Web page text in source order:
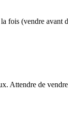
fois (vendre avant
Attendre de